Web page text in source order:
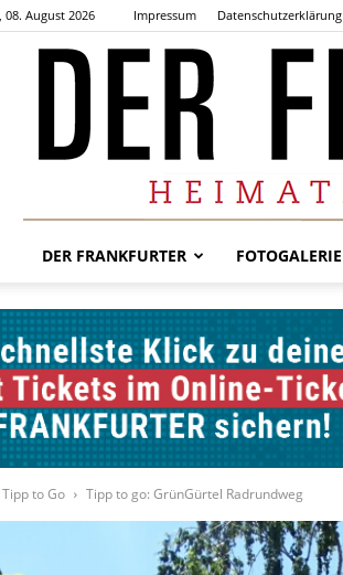
08. August 2026 Impressum Datenschutzerklärung
DER FRANKFURTER FOTOGALERIE
Tipp to Go Tipp to go: GrünGürtel Radrundweg